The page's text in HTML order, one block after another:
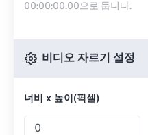
00:00:00.00으로 둡니다.
비디오 자르기 설정
너비 x 높이(픽셀)